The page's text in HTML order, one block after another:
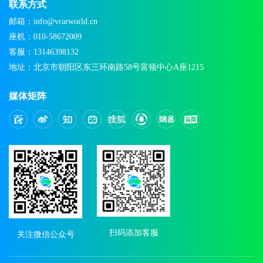
联系方式
邮箱：info@vrarworld.cn
座机：010-58672009
客服：13146398132
地址：北京市朝阳区东三环南路58号富顿中心A座1215
媒体矩阵
关注微信公众号 扫码添加客服